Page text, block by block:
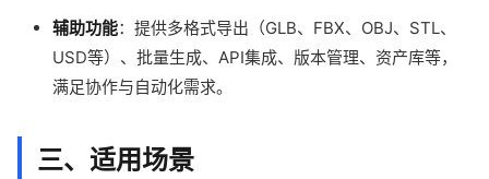
辅助功能：提供多格式导出（GLB、FBX、OBJ、STL、
USD等）、批量生成、API集成、版本管理、资产库等，
满足协作与自动化需求。
三、适用场景